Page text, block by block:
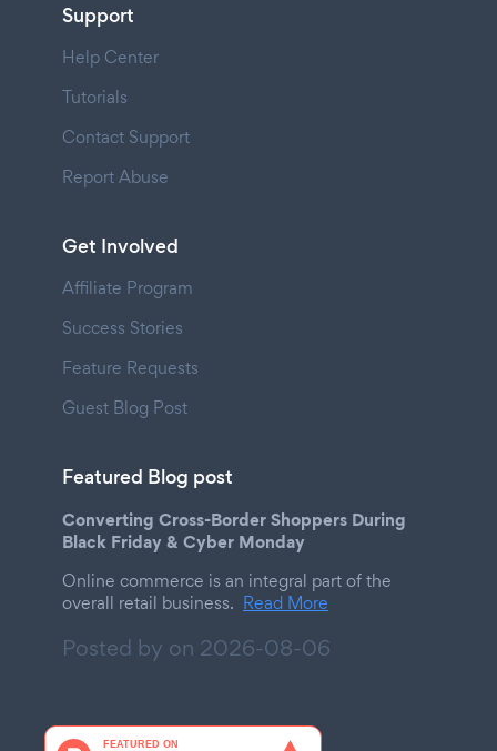
Support
Help Center
Tutorials
Contact Support
Report Abuse
Get Involved
Affiliate Program
Success Stories
Feature Requests
Guest Blog Post
Featured Blog post
Converting Cross-Border Shoppers During
Black Friday & Cyber Monday
Online commerce is an integral part of the
overall retail business. Read More
Posted by on 2026-08-06